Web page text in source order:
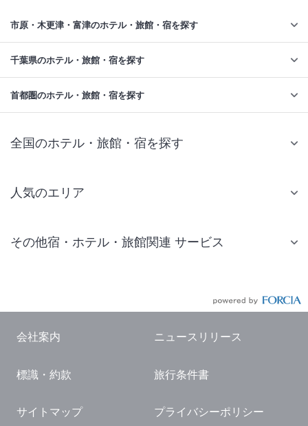
市原・木更津・富津のホテル・旅館・宿を探す
千葉県のホテル・旅館・宿を探す
首都圏のホテル・旅館・宿を探す
全国のホテル・旅館・宿を探す
人気のエリア
仙台 ホテル
東京ドーム ホテル
横浜 ホテル
熱海 ホテル
その他宿・ホテル・旅館関連 サービス
国内観光ガイド
旅行・観光情報
会社案内 ニュースリリース
標識・約款 旅行条件書
サイトマップ プライバシーポリシー